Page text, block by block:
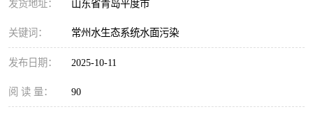
发货地址： 山东省青岛平度市
关键词： 常州水生态系统水面污染
发布日期： 2025-10-11
阅 读 量： 90